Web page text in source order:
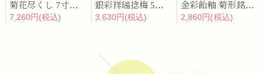
菊花尽くし 7寸丸盛器
7,260円(税込)
銀彩祥瑞捻梅 5寸銘々皿
3,630円(税込)
金彩飴釉 菊形銘々皿
2,860円(税込)